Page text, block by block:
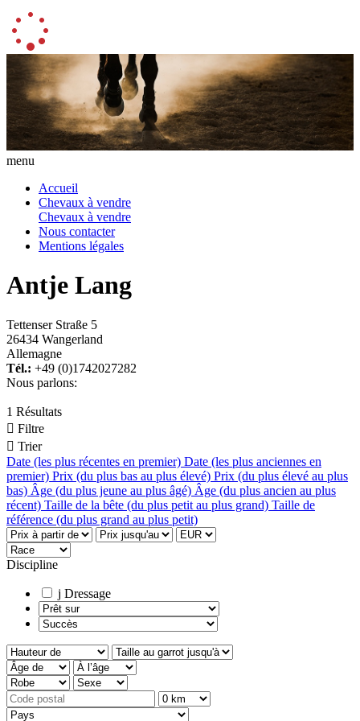
menu
Accueil
Chevaux à vendre
Chevaux à vendre
Nous contacter
Mentions légales
Antje Lang
Tettenser Straße 5
26434 Wangerland
Allemagne
Tél.: +49 (0)1742027282
Nous parlons:
1 Résultats
 Filtre
 Trier
Date (les plus récentes en premier) Date (les plus anciennes en
premier) Prix (du plus bas au plus élevé) Prix (du plus élevé au plus
bas) Âge (du plus jeune au plus âgé) Âge (du plus ancien au plus
récent) Taille de la bête (du plus petit au plus grand) Taille de
référence (du plus grand au plus petit)
Discipline
j Dressage